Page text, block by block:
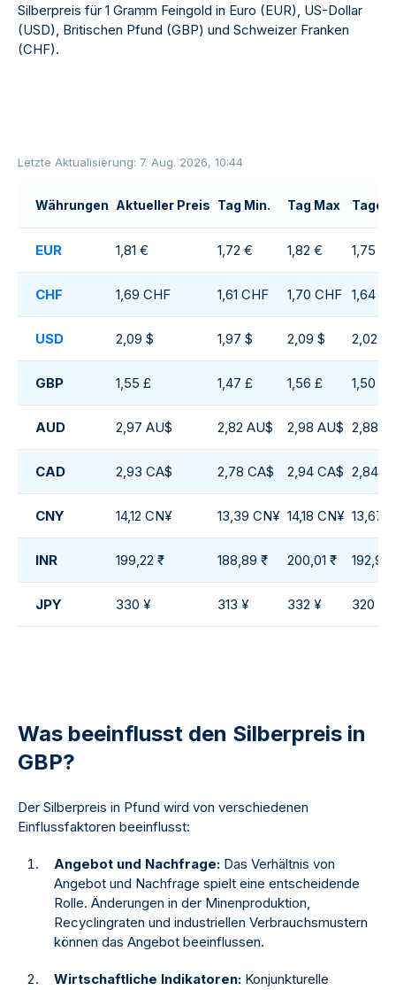
Silberpreis für 1 Gramm Feingold in Euro (EUR), US-Dollar
(USD), Britischen Pfund (GBP) und Schweizer Franken
(CHF).
Letzte Aktualisierung: 7. Aug. 2026, 10:44
Währungen Aktueller Preis Tag Min. Tag Max
EUR 1,81 € 1,72 € 1,82 € 1,75 €
CHF 1,69 CHF 1,61 CHF 1,70 CHF 1,64
USD 2,09 $ 1,97 $ 2,09 $ 2,02 $
GBP 1,55 £ 1,47 £ 1,56 £ 1,50 £
AUD 2,97 AU$ 2,82 AU$ 2,98 AU$ 2,88
CAD 2,93 CA$ 2,78 CA$ 2,94 CA$ 2,84
CNY 14,12 CN¥ 13,39 CN¥ 14,18 CN¥ 13,67
INR 199,22 ₹ 188,89 ₹ 200,01 ₹ 192,90 ₹
JPY 330 ¥ 313 ¥ 332 ¥ 320 ¥
Was beeinflusst den Silberpreis in
GBP?
Der Silberpreis in Pfund wird von verschiedenen
Einflussfaktoren beeinflusst:
Angebot und Nachfrage: Das Verhältnis von
Angebot und Nachfrage spielt eine entscheidende
Rolle. Änderungen in der Minenproduktion,
Recyclingraten und industriellen Verbrauchsmustern
können das Angebot beeinflussen.
Wirtschaftliche Indikatoren: Konjunkturelle